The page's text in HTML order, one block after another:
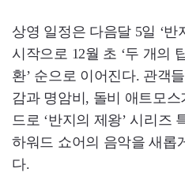
상영 일정은 다음달 5일 ‘반
시작으로 12월 초 ‘두 개의
환’ 순으로 이어진다. 관객
감과 명암비, 돌비 애트모
드로 ‘반지의 제왕’ 시리즈
하워드 쇼어의 음악을 새롭
다.